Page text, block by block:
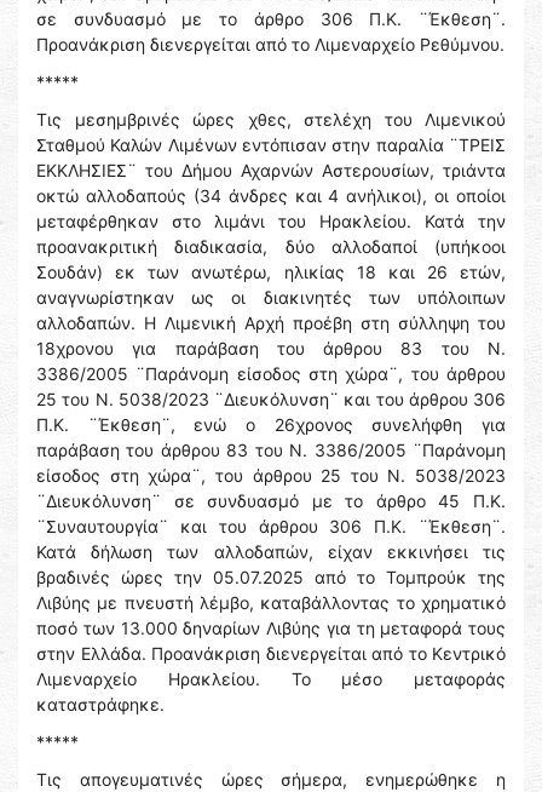
σε συνδυασμό με το άρθρο 306 Π.Κ. ¨Έκθεση¨.
Προανάκριση διενεργείται από το Λιμεναρχείο Ρεθύμνου.
*****
Τις μεσημβρινές ώρες χθες, στελέχη του Λιμενικού
Σταθμού Καλών Λιμένων εντόπισαν στην παραλία ¨ΤΡΕΙΣ
ΕΚΚΛΗΣΙΕΣ¨ του Δήμου Αχαρνών Αστερουσίων, τριάντα
οκτώ αλλοδαπούς (34 άνδρες και 4 ανήλικοι), οι οποίοι
μεταφέρθηκαν στο λιμάνι του Ηρακλείου. Κατά την
προανακριτική διαδικασία, δύο αλλοδαποί (υπήκοοι
Σουδάν) εκ των ανωτέρω, ηλικίας 18 και 26 ετών,
αναγνωρίστηκαν ως οι διακινητές των υπόλοιπων
αλλοδαπών. Η Λιμενική Αρχή προέβη στη σύλληψη του
18χρονου για παράβαση του άρθρου 83 του Ν.
3386/2005 ¨Παράνομη είσοδος στη χώρα¨, του άρθρου
25 του Ν. 5038/2023 ¨Διευκόλυνση¨ και του άρθρου 306
Π.Κ. ¨Έκθεση¨, ενώ ο 26χρονος συνελήφθη για
παράβαση του άρθρου 83 του Ν. 3386/2005 ¨Παράνομη
είσοδος στη χώρα¨, του άρθρου 25 του Ν. 5038/2023
¨Διευκόλυνση¨ σε συνδυασμό με το άρθρο 45 Π.Κ.
¨Συναυτουργία¨ και του άρθρου 306 Π.Κ. ¨Έκθεση¨.
Κατά δήλωση των αλλοδαπών, είχαν εκκινήσει τις
βραδινές ώρες την 05.07.2025 από το Τομπρούκ της
Λιβύης με πνευστή λέμβο, καταβάλλοντας το χρηματικό
ποσό των 13.000 δηναρίων Λιβύης για τη μεταφορά τους
στην Ελλάδα. Προανάκριση διενεργείται από το Κεντρικό
Λιμεναρχείο Ηρακλείου. Το μέσο μεταφοράς
καταστράφηκε.
*****
Τις απογευματινές ώρες σήμερα, ενημερώθηκε η